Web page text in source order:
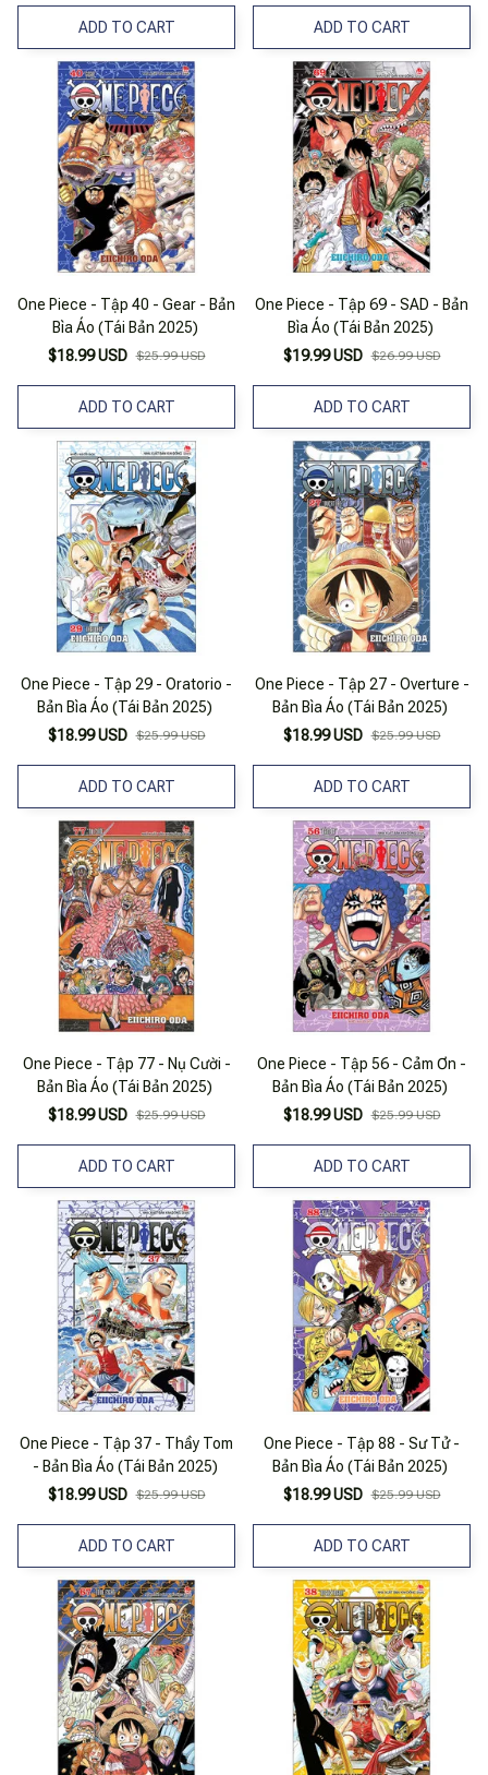
ADD TO CART ADD TO CART
One Piece - Tập 40 - Gear - Bản
Bìa Áo (Tái Bản 2025)
$18.99 USD $25.99 USD
ADD TO CART
One Piece - Tập 69 - SAD - Bản
Bìa Áo (Tái Bản 2025)
$19.99 USD $26.99 USD
ADD TO CART
One Piece - Tập 29 - Oratorio -
Bản Bìa Áo (Tái Bản 2025)
$18.99 USD $25.99 USD
ADD TO CART
One Piece - Tập 27 - Overture -
Bản Bìa Áo (Tái Bản 2025)
$18.99 USD $25.99 USD
ADD TO CART
One Piece - Tập 77 - Nụ Cười -
Bản Bìa Áo (Tái Bản 2025)
$18.99 USD $25.99 USD
ADD TO CART
One Piece - Tập 56 - Cảm Ơn -
Bản Bìa Áo (Tái Bản 2025)
$18.99 USD $25.99 USD
ADD TO CART
One Piece - Tập 37 - Thầy Tom
- Bản Bìa Áo (Tái Bản 2025)
$18.99 USD $25.99 USD
ADD TO CART
One Piece - Tập 88 - Sư Tử -
Bản Bìa Áo (Tái Bản 2025)
$18.99 USD $25.99 USD
ADD TO CART